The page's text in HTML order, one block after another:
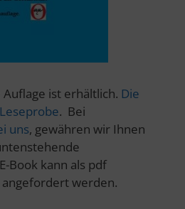
ist erhältlich. Die
. Bei
uns, gewähren wir Ihnen
Book kann als pdf
werden.